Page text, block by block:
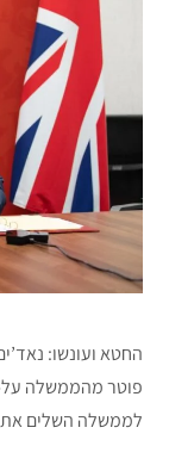
החטא ועונשו:
פוטר מהממשלה על-
לממשלה השלים את